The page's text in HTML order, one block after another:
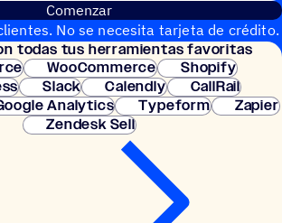
Comenzar
No se necesita tarjeta de crédito.
instantánea.
todas tus herramientas favoritas
WooCommerce
Shopify
Slack Calendly
CallRail
Analytics Typeform
Zapier
Zendesk Sell